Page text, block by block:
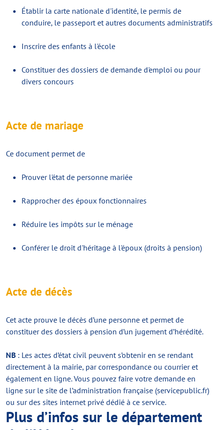
Établir la carte nationale d'identité, le permis de
conduire, le passeport et autres documents administratifs
Inscrire des enfants à l'école
Constituer des dossiers de demande d'emploi ou pour
divers concours
Acte de mariage
Ce document permet de
Prouver l'état de personne mariée
Rapprocher des époux fonctionnaires
Réduire les impôts sur le ménage
Conférer le droit d'héritage à l'époux (droits à pension)
Acte de décès
Cet acte prouve le décès d’une personne et permet de
constituer des dossiers à pension d’un jugement d’hérédité.
NB : Les actes d’état civil peuvent s’obtenir en se rendant
directement à la mairie, par correspondance ou courrier et
également en ligne. Vous pouvez faire votre demande en
ligne sur le site de l’administration française (servicepublic.fr)
ou sur des sites internet privé dédié à ce service.
Plus d’infos sur le département